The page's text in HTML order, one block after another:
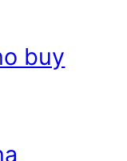
buy